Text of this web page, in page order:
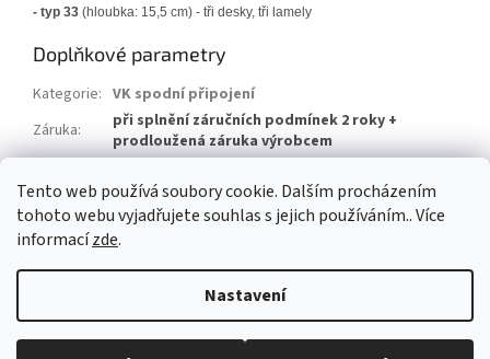
Tento web používá soubory cookie. Dalším procházením
tohoto webu vyjadřujete souhlas s jejich používáním.. Více
informacízde.
Nastavení
- typ 33 (hloubka: 15,5 cm) - tři desky, tři lamely
Doplňkové parametry
Kategorie: VK spodní připojení
Záruka:
při splnění záručních podmínek 2 roky +
prodloužená záruka výrobcem
EAN: 8592651008204
Vytvořil Shoptet